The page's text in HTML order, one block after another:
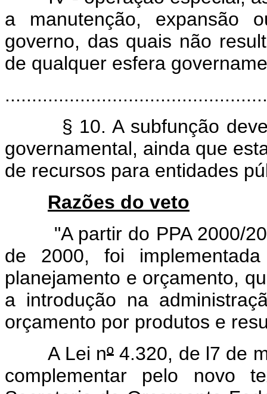
a manutenção, expansão
governo, das quais não
de qualquer esfera
§ 10. A subfunção
governamental, ainda que
de recursos para entidades
Razões do veto
"A partir do PPA 2000/
de 2000, foi
planejamento e orçamento,
a introdução na
orçamento por produtos e
A Lei nº 4.320, de l7 de
complementar pelo novo